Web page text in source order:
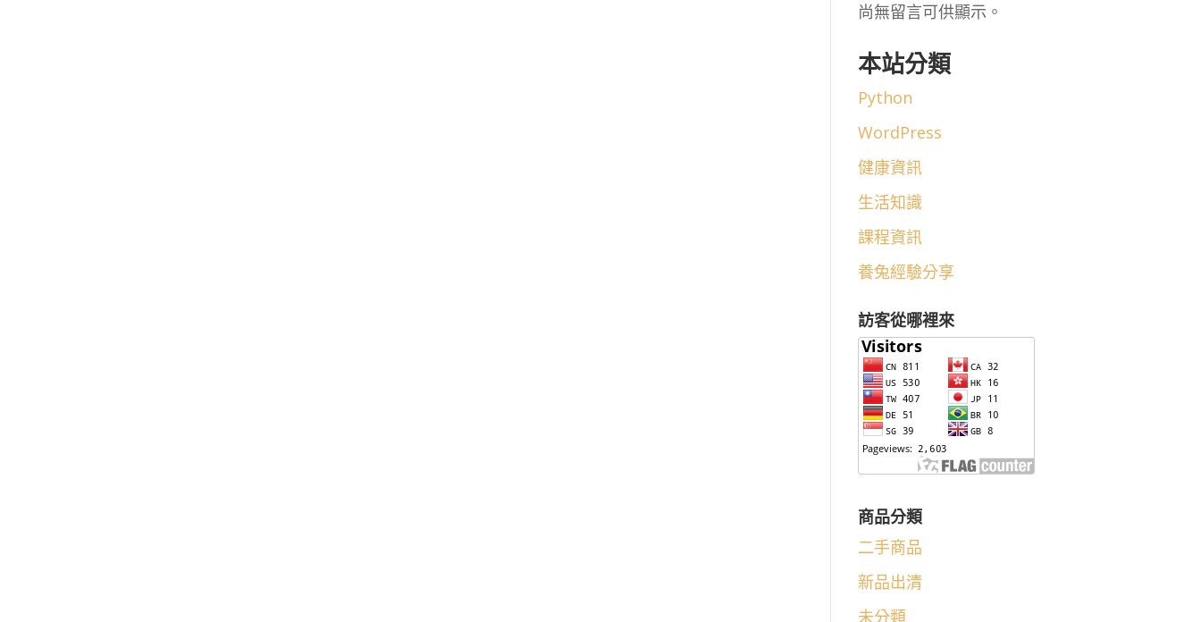
尚無留言可供顯示。
本站分類
Python
WordPress
健康資訊
生活知識
課程資訊
養兔經驗分享
訪客從哪裡來
商品分類
二手商品
新品出清
未分類